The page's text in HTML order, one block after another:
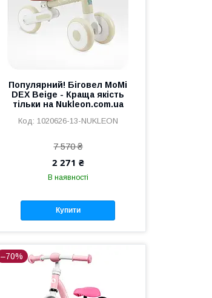
Популярний! Біговел MoMi
DEX Beige - Краща якість
тільки на Nukleon.com.ua
1020626-13-NUKLEON
7 570 ₴
2 271 ₴
В наявності
Купити
–70%